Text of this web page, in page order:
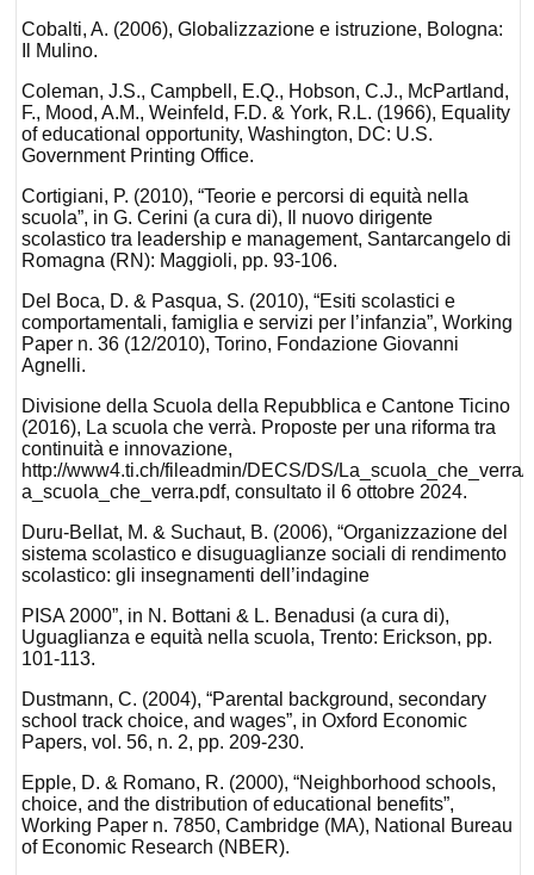
Cobalti, A. (2006), Globalizzazione e istruzione, Bologna:
Il Mulino.
Coleman, J.S., Campbell, E.Q., Hobson, C.J., McPartland,
F., Mood, A.M., Weinfeld, F.D. & York, R.L. (1966), Equality
of educational opportunity, Washington, DC: U.S.
Government Printing Office.
Cortigiani, P. (2010), “Teorie e percorsi di equità nella
scuola”, in G. Cerini (a cura di), Il nuovo dirigente
scolastico tra leadership e management, Santarcangelo di
Romagna (RN): Maggioli, pp. 93-106.
Del Boca, D. & Pasqua, S. (2010), “Esiti scolastici e
comportamentali, famiglia e servizi per l’infanzia”, Working
Paper n. 36 (12/2010), Torino, Fondazione Giovanni
Agnelli.
Divisione della Scuola della Repubblica e Cantone Ticino
(2016), La scuola che verrà. Proposte per una riforma tra
continuità e innovazione,
http://www4.ti.ch/fileadmin/DECS/DS/
a_scuola_che_verra.pdf, consultato il 6 ottobre 2024.
Duru-Bellat, M. & Suchaut, B. (2006), “Organizzazione del
sistema scolastico e disuguaglianze sociali di rendimento
scolastico: gli insegnamenti dell’indagine
PISA 2000”, in N. Bottani & L. Benadusi (a cura di),
Uguaglianza e equità nella scuola, Trento: Erickson, pp.
101-113.
Dustmann, C. (2004), “Parental background, secondary
school track choice, and wages”, in Oxford Economic
Papers, vol. 56, n. 2, pp. 209-230.
Epple, D. & Romano, R. (2000), “Neighborhood schools,
choice, and the distribution of educational benefits”,
Working Paper n. 7850, Cambridge (MA), National Bureau
of Economic Research (NBER).